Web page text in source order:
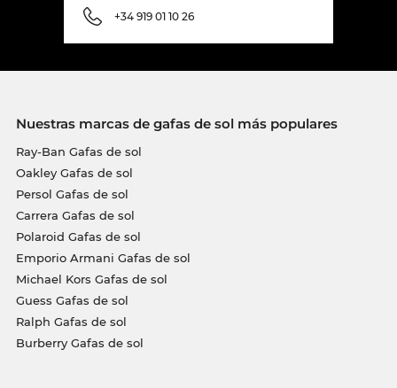
+34 919 01 10 26
Nuestras marcas de gafas de sol más populares
Ray-Ban Gafas de sol
Oakley Gafas de sol
Persol Gafas de sol
Carrera Gafas de sol
Polaroid Gafas de sol
Emporio Armani Gafas de sol
Michael Kors Gafas de sol
Guess Gafas de sol
Ralph Gafas de sol
Burberry Gafas de sol